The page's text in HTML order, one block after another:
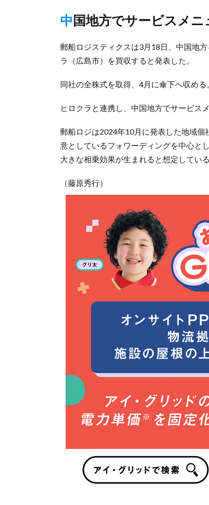
中国地方でサービスメ
郵船ロジスティクスは3月18日、中国地
ラ（広島市）を買収すると発表した。
同社の全株式を取得、4月に傘下へ収め
ヒロクラと連携し、中国地方でサービス
郵船ロジは2024年10月に発表した地域
意としているフォワーディングを中心と
大きな相乗効果が生まれると想定している
（藤原秀行）